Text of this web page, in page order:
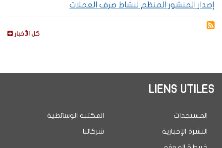
إصدار المنشور المنظم لنشاط صرف العملات
كل الأخبار
LIENS UTILES
المستجدات
النشرة الإخبارية
المكتبة الوسائطية
شركائنا